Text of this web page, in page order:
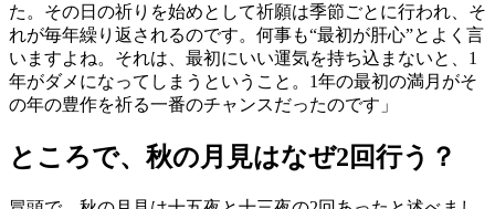
た。その日の祈りを始めとして祈願は季節ごとに行われ、そ
れが毎年繰り返されるのです。何事も“最初が肝心”とよく言
いますよね。それは、最初にいい運気を持ち込まないと、1
年がダメになってしまうということ。1年の最初の満月がそ
の年の豊作を祈る一番のチャンスだったのです」
ところで、秋の月見はなぜ2回行う？